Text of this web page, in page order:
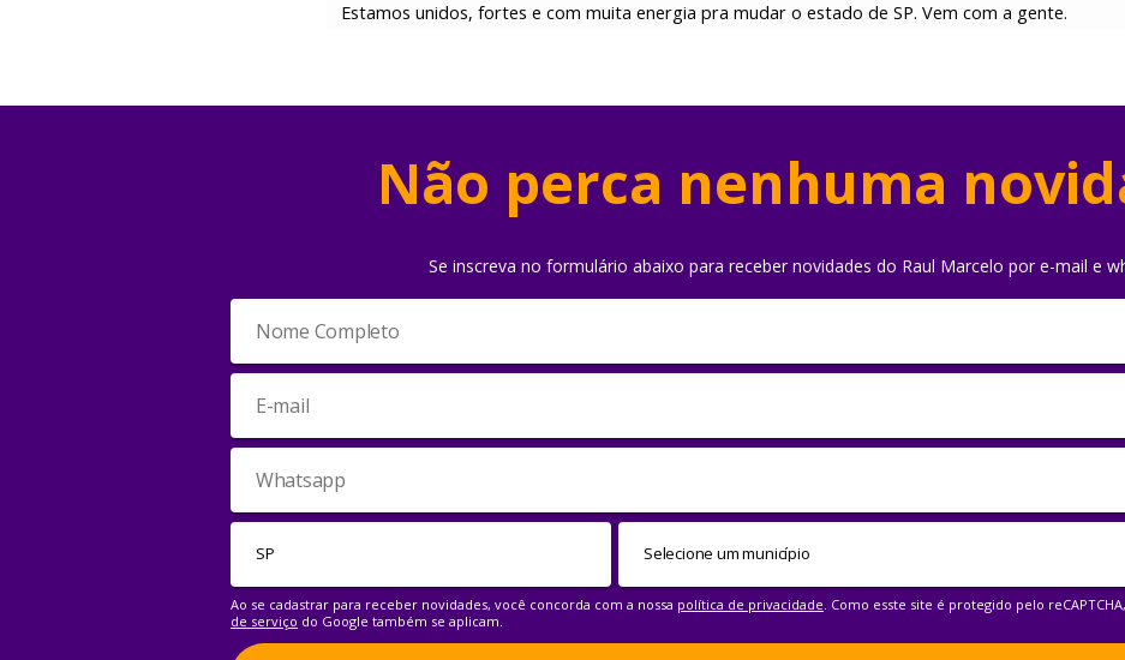
Estamos unidos, fortes e com muita energia pra mudar o estado de SP. Vem com a gente.
Não perca nenhuma
Se inscreva no formulário abaixo para receber novidades do Raul Marcelo por e-mail e
Ao se cadastrar para receber novidades, você concorda com a nossa política de privacidade. Como esste site é protegido pelo
de serviço do Google também se aplicam.